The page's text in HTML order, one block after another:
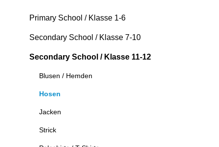
Primary School / Klasse 1-6
Secondary School / Klasse 7-10
Secondary School / Klasse 11-12
Blusen / Hemden
Hosen
Jacken
Strick